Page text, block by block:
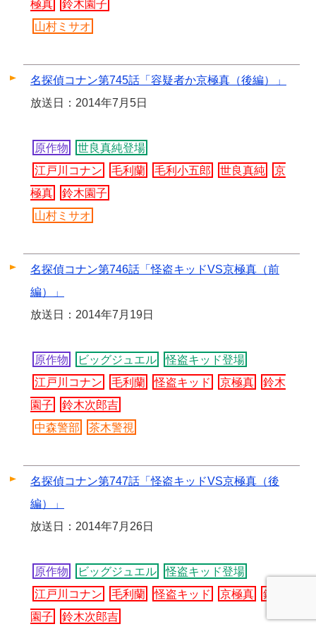
極真
鈴木園子
山村ミサオ
名探偵コナン第745話「容疑者か京極真（後編）」
放送日：2014年7月5日
原作物
世良真純登場
江戸川コナン
毛利蘭 毛利小五郎 世良真純
京
極真
鈴木園子
山村ミサオ
名探偵コナン第746話「怪盗キッドVS京極真（前
編）」
放送日：2014年7月19日
原作物 ビッグジュエル
怪盗キッド登場
江戸川コナン
毛利蘭 怪盗キッド 京極真
鈴木
園子
鈴木次郎吉
中森警部
茶木警視
名探偵コナン第747話「怪盗キッドVS京極真（後
編）」
放送日：2014年7月26日
原作物 ビッグジュエル
怪盗キッド登場
江戸川コナン
毛利蘭 怪盗キッド 京極真
鈴木
園子
鈴木次郎吉